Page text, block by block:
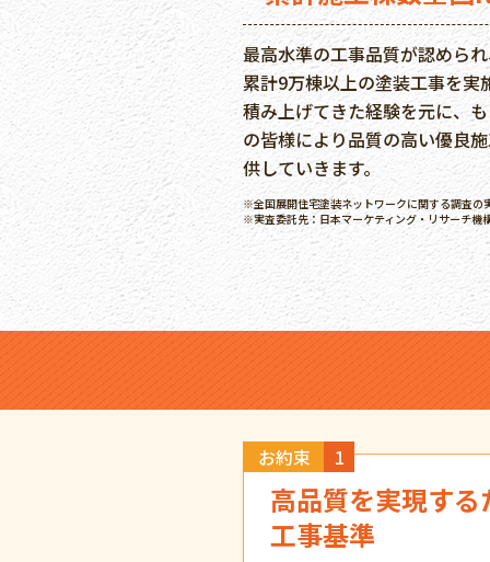
最高水準の工事品質が認めら
累計9万棟以上の塗装工事を実
積み上げてきた経験を元に、
の皆様により品質の高い優良
供していきます。
※全国展開住宅塗装ネットワークに関する調査の
※実査委託先：日本マーケティング・リサーチ機
お約束 1
高品質を実現する
工事基準